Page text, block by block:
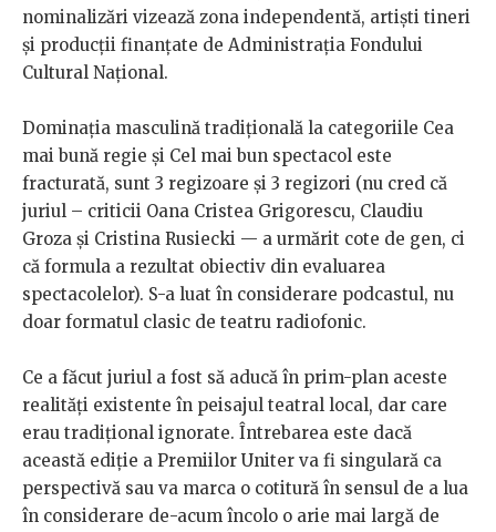
nominalizări vizează zona independentă, artiști tineri
și producții finanțate de Administrația Fondului
Cultural Național.
Dominația masculină tradițională la categoriile Cea
mai bună regie și Cel mai bun spectacol este
fracturată, sunt 3 regizoare și 3 regizori (nu cred că
juriul – criticii Oana Cristea Grigorescu, Claudiu
Groza și Cristina Rusiecki — a urmărit cote de gen, ci
că formula a rezultat obiectiv din evaluarea
spectacolelor). S-a luat în considerare podcastul, nu
doar formatul clasic de teatru radiofonic.
Ce a făcut juriul a fost să aducă în prim-plan aceste
realități existente în peisajul teatral local, dar care
erau tradițional ignorate. Întrebarea este dacă
această ediție a Premiilor Uniter va fi singulară ca
perspectivă sau va marca o cotitură în sensul de a lua
în considerare de-acum încolo o arie mai largă de